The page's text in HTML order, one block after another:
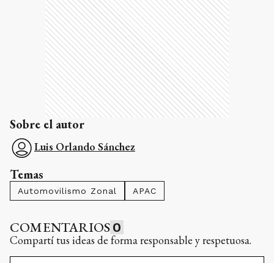
Sobre el autor
Luis Orlando Sánchez
Temas
Automovilismo Zonal APAC
COMENTARIOS 0
Compartí tus ideas de forma responsable y respetuosa.